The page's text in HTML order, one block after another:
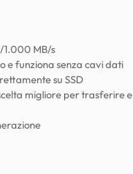
MB/s
e funziona senza cavi dati
su SSD
migliore per trasferire e